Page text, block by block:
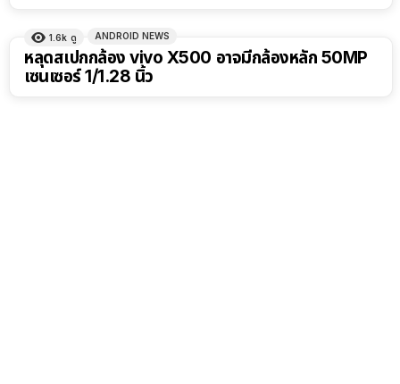
1.6k ดู ANDROID NEWS
หลุดสเปกกล้อง vivo X500 อาจมีกล้องหลัก 50MP
เซนเซอร์ 1/1.28 นิ้ว